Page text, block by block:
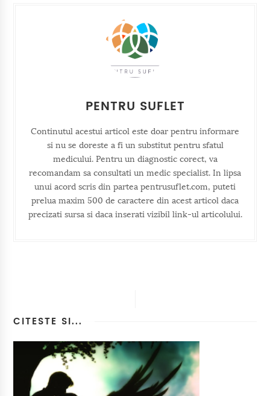
PENTRU SUFLET
Continutul acestui articol este doar pentru informare
si nu se doreste a fi un substitut pentru sfatul
medicului. Pentru un diagnostic corect, va
recomandam sa consultati un medic specialist. In lipsa
unui acord scris din partea pentrusuflet.com, puteti
prelua maxim 500 de caractere din acest articol daca
precizati sursa si daca inserati vizibil link-ul articolului.
CITESTE SI...